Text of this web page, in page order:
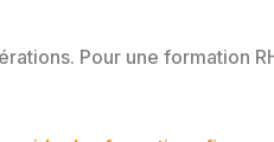
Pour une formation